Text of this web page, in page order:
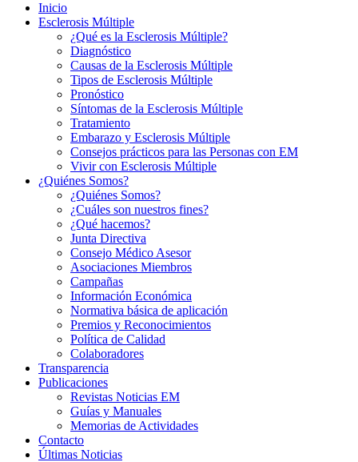
Inicio
Esclerosis Múltiple
¿Qué es la Esclerosis Múltiple?
Diagnóstico
Causas de la Esclerosis Múltiple
Tipos de Esclerosis Múltiple
Pronóstico
Síntomas de la Esclerosis Múltiple
Tratamiento
Embarazo y Esclerosis Múltiple
Consejos prácticos para las Personas con EM
Vivir con Esclerosis Múltiple
¿Quiénes Somos?
¿Quiénes Somos?
¿Cuáles son nuestros fines?
¿Qué hacemos?
Junta Directiva
Consejo Médico Asesor
Asociaciones Miembros
Campañas
Información Económica
Normativa básica de aplicación
Premios y Reconocimientos
Política de Calidad
Colaboradores
Transparencia
Publicaciones
Revistas Noticias EM
Guías y Manuales
Memorias de Actividades
Contacto
Últimas Noticias